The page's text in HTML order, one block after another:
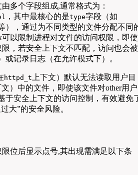
多个字段组成,通常格式为：
，其中最核心的是type字段（如
），通过为不同类型的文件分配不同
以限制进程对文件的访问权限，即使
，若安全上下文不匹配，访问也会被
或记录日志（在允许模式下）。
httpd_t 上下文）默认无法读取用户目
文）中的文件，即使该文件对other用户
于安全上下文的访问控制，有效避免
大”的安全风险。
位后显示点号,其出现需满足以下条